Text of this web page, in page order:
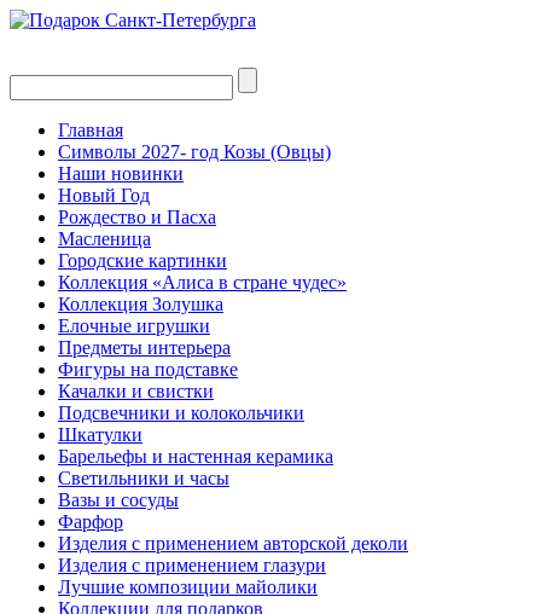
Главная
Символы 2027- год Козы (Овцы)
Наши новинки
Новый Год
Рождество и Пасха
Масленица
Городские картинки
Коллекция «Алиса в стране чудес»
Коллекция Золушка
Елочные игрушки
Предметы интерьера
Фигуры на подставке
Качалки и свистки
Подсвечники и колокольчики
Шкатулки
Барельефы и настенная керамика
Светильники и часы
Вазы и сосуды
Фарфор
Изделия с применением авторской деколи
Изделия с применением глазури
Лучшие композиции майолики
Коллекции для подарков